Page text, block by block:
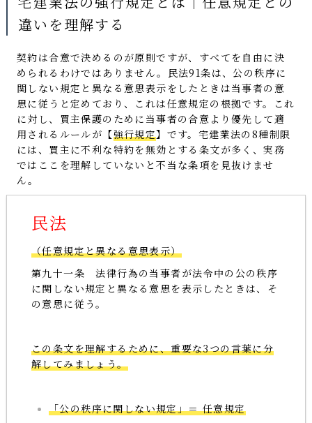
違いを理解する
契約は合意で決めるのが原則ですが、すべてを自由に決
められるわけではありません。民法91条は、公の秩序に
関しない規定と異なる意思表示をしたときは当事者の意
思に従うと定めており、これは任意規定の根拠です。これ
に対し、買主保護のために当事者の合意より優先して適
用されるルールが【強行規定】 です。宅建業法の8種制限
には、買主に不利な特約を無効とする条文が多く、実務
ではここを理解していないと不当な条項を見抜けませ
ん。
民法
（任意規定と異なる意思表示）
第九十一条 法律行為の当事者が法令中の公の秩序
に関しない規定と異なる意思を表示したときは、そ
の意思に従う。
この条文を理解するために、重要な3つの言葉に分
解してみましょう。
「公の秩序に関しない規定」＝ 任意規定